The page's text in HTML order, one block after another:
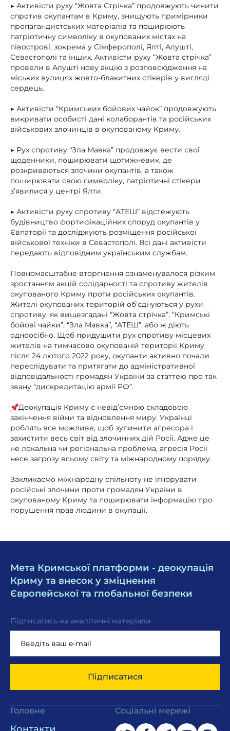
▶ Активісти руху “Жовта Стрічка” продовжують чинити
спротив окупантам в Криму, знищують примірники
пропагандистських матеріалів та поширюють
патріотичну символіку в окупованих містах на
півострові, зокрема у Сімферополі, Ялті, Алушті,
Севастополі та інших. Активісти руху “Жовта стрічка”
провели в Алушті нову акцію з розповсюдження на
міських вулицях жовто-блакитних стікерів у вигляді
сердець.
▶ Активісти “Кримських бойових чайок” продовжують
викривати особисті дані колаборантів та російських
військових злочинців в окупованому Криму.
▶ Рух спротиву “Зла Мавка” продовжує вести свої
щоденники, поширювати щотижневик, де
розкриваються злочини окупантів, а також
поширювати свою символіку, патріотичні стікери
з’явилися у центрі Ялти.
▶ Активісти руху спротиву “АТЕШ” відстежують
будівництво фортифікаційних споруд окупантів у
Євпаторії та досліджують розміщення російської
військової техніки в Севастополі. Всі дані активісти
передають відповідним українським службам.
Повномасштабне вторгнення ознаменувалося різким
зростанням акцій солідарності та спротиву жителів
окупованого Криму проти російських окупантів.
Жителі окупованих територій об’єднуються у рухи
спротиву, як вищезгадані “Жовта стрічка”, “Кримські
бойові чайки”, “Зла Мавка”, “АТЕШ”, або ж діють
одноосібно. Щоб придушити рух спротиву місцевих
жителів на тимчасово окупованій території Криму
після 24 лютого 2022 року, окупанти активно почали
переслідувати та притягати до адміністративної
відповідальності громадян України за статтею про так
звану “дискредитацію армії РФ”.
Деокупація Криму є невід’ємною складовою
закінчення війни та відновлення миру. Українці
роблять все можливе, щоб зупинити агресора і
захистити весь світ від злочинних дій Росії. Адже це
не локальна чи регіональна проблема, агресія Росії
несе загрозу всьому світу та міжнародному порядку.
Закликаємо міжнародну спільноту не ігнорувати
російські злочини проти громадян України в
окупованому Криму та поширювати інформацію про
порушення прав людини в окупації.
Мета Кримської платформи - деокупація
Криму та внесок у зміцнення
Європейської та глобальної безпеки
Підписатись на аналітичні матеріали
Підписатися
Головне Соціальні мережі